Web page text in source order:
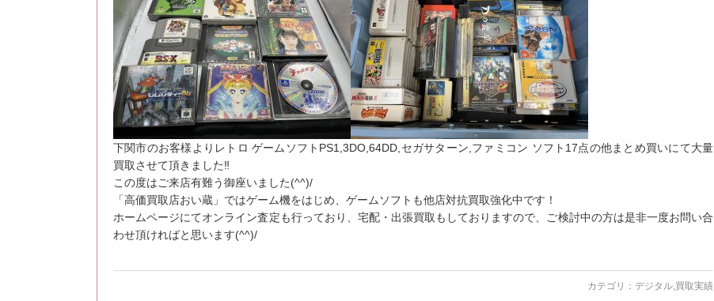
下関市のお客様よりレトロ ゲームソフトPS1,3DO,64DD,セガサターン,ファミコン ソフト17点の他まとめ買いにて大量
買取させて頂きました‼
この度はご来店有難う御座いました(^^)/
「高価買取店おい蔵」ではゲーム機をはじめ、ゲームソフトも他店対抗買取強化中です！
ホームページにてオンライン査定も行っており、宅配・出張買取もしておりますので、ご検討中の方は是非一度お問い合
わせ頂ければと思います(^^)/
カテゴリ： デジタル 買取実績